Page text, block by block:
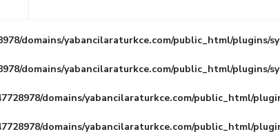
domains/yabancilaraturkce.com/public_html/
domains/yabancilaraturkce.com/public_html/
domains/yabancilaraturkce.com/public_html/
domains/yabancilaraturkce.com/public_html/